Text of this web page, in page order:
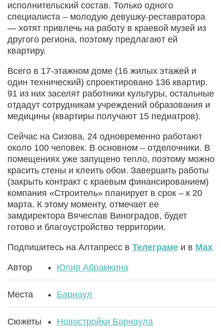
исполнительский состав. Только одного
специалиста – молодую девушку-реставратора
— хотят привлечь на работу в краевой музей из
другого региона, поэтому предлагают ей
квартиру.
Всего в 17-этажном доме (16 жилых этажей и
один технический) спроектировано 136 квартир.
91 из них заселят работники культуры, остальные
отдадут сотрудникам учреждений образования и
медицины (квартиры получают 15 педиатров).
Сейчас на Сизова, 24 одновременно работают
около 100 человек. В основном – отделочники. В
помещениях уже запущено тепло, поэтому можно
красить стены и клеить обои. Завершить работы
(закрыть контракт с краевым финансированием)
компания «Строитель» планирует в срок – к 20
марта. К этому моменту, отмечает ее
замдиректора Вячеслав Виноградов, будет
готово и благоустройство территории.
Подпишитесь на Алтапресс в Телеграме и в Max
Автор Юлия Абрамкина
Места Барнаул
Сюжеты Новостройки Барнаула